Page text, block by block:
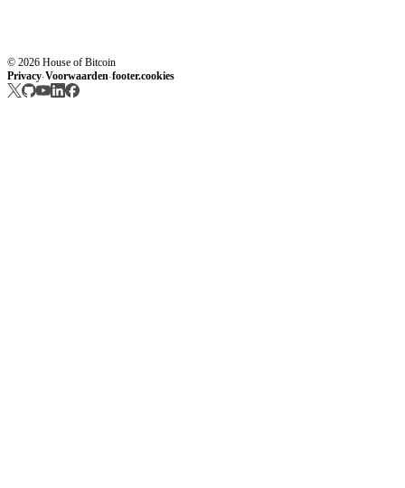
© 2026 House of Bitcoin
Privacy·Voorwaarden·footer.cookies